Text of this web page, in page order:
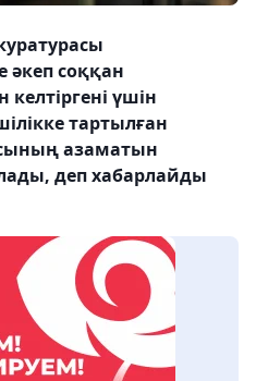
әкеп соққан
үшін
тартылған
азаматын
деп хабарлайды